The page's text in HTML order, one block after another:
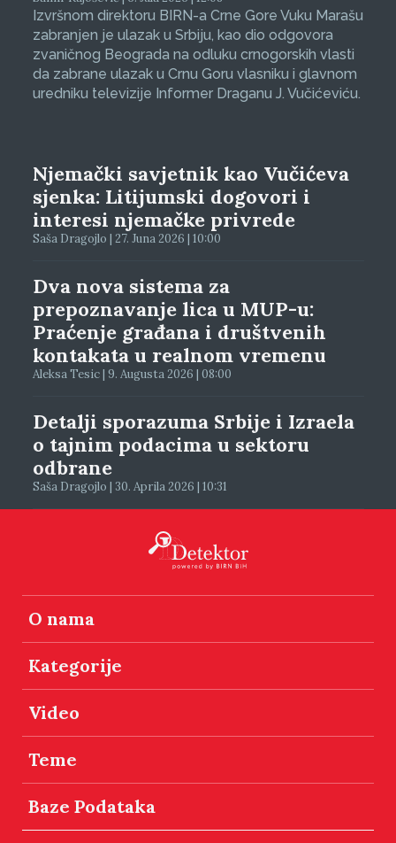
Izvršnom direktoru BIRN-a Crne Gore Vuku Marašu
zabranjen je ulazak u Srbiju, kao dio odgovora
zvaničnog Beograda na odluku crnogorskih vlasti
da zabrane ulazak u Crnu Goru vlasniku i glavnom
uredniku televizije Informer Draganu J. Vučićeviću.
Njemački savjetnik kao Vučićeva
sjenka: Litijumski dogovori i
interesi njemačke privrede
Saša Dragojlo | 27. Juna 2026 | 10:00
Dva nova sistema za
prepoznavanje lica u MUP-u:
Praćenje građana i društvenih
kontakata u realnom vremenu
Aleksa Tesic | 9. Augusta 2026 | 08:00
Detalji sporazuma Srbije i Izraela
o tajnim podacima u sektoru
odbrane
Saša Dragojlo | 30. Aprila 2026 | 10:31
O nama
Kategorije
Video
Teme
Baze Podataka